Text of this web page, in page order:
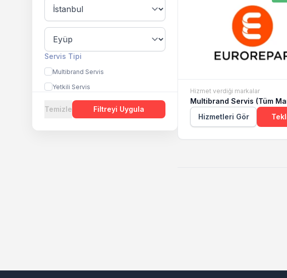
Servis Tipi
Multibrand Servis
Yetkili Servis
Temizle Filtreyi Uygula
Hizmet verdiği markalar
Multibrand Servis (Tüm
Hizmetleri Gör